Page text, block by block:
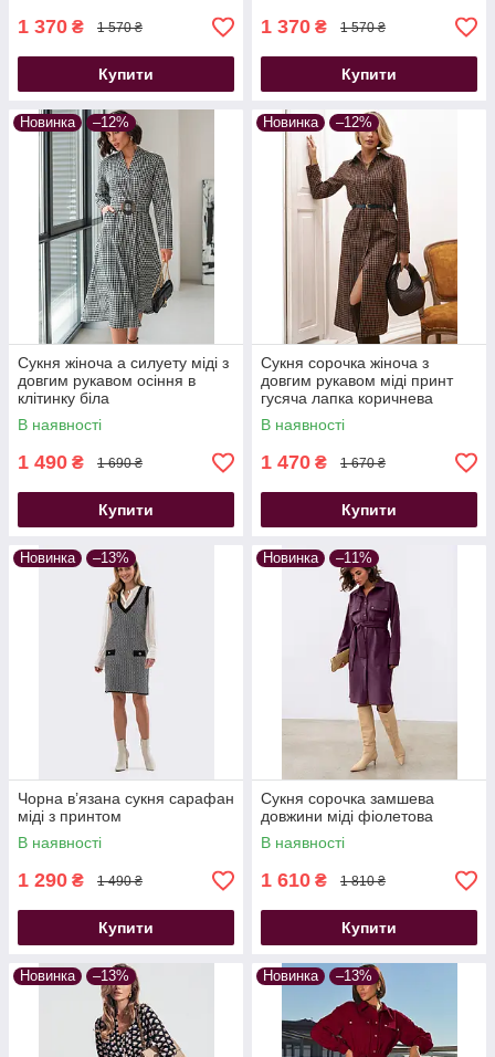
Сукня максі
1 370 ₴ 1 570 ₴
Купити
1 370 ₴ 1 570 ₴
Купити
Новинка –12%
Сукня жіноча а силуету міді з
довгим рукавом осіння в
клітинку біла
В наявності
1 490 ₴ 1 690 ₴
Купити
Новинка –12%
Сукня сорочка жіноча з
довгим рукавом міді принт
гусяча лапка коричнева
В наявності
1 470 ₴ 1 670 ₴
Купити
Новинка –13%
Чорна в’язана сукня сарафан
міді з принтом
В наявності
1 290 ₴ 1 490 ₴
Купити
Новинка –11%
Сукня сорочка замшева
довжини міді фіолетова
В наявності
1 610 ₴ 1 810 ₴
Купити
Новинка –13% Новинка –13%